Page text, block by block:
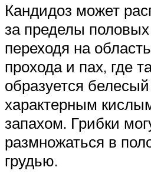
Кандидоз может
за пределы половых
переходя на
прохода и пах, где
образуется
характерным
запахом. Грибки
размножаться в
грудью.